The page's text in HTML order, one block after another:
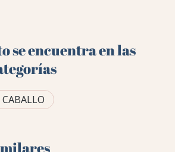
se encuentra en las